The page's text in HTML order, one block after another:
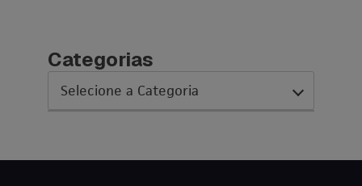
Categorias